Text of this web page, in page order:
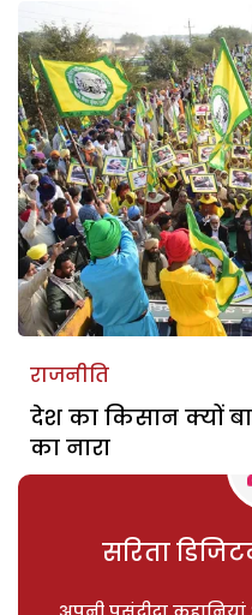
राजनीति
देश का किसान क्यों
का नारा
सरिता